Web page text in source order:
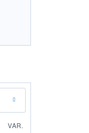
VAR.